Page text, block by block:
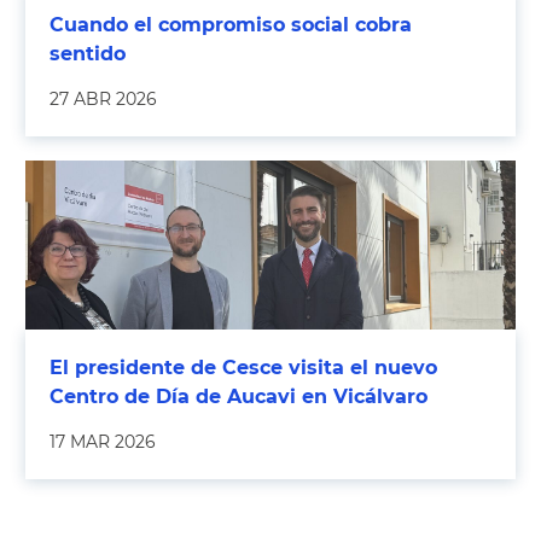
Cuando el compromiso social cobra
sentido
27 ABR 2026
El presidente de Cesce visita el nuevo
Centro de Día de Aucavi en Vicálvaro
17 MAR 2026